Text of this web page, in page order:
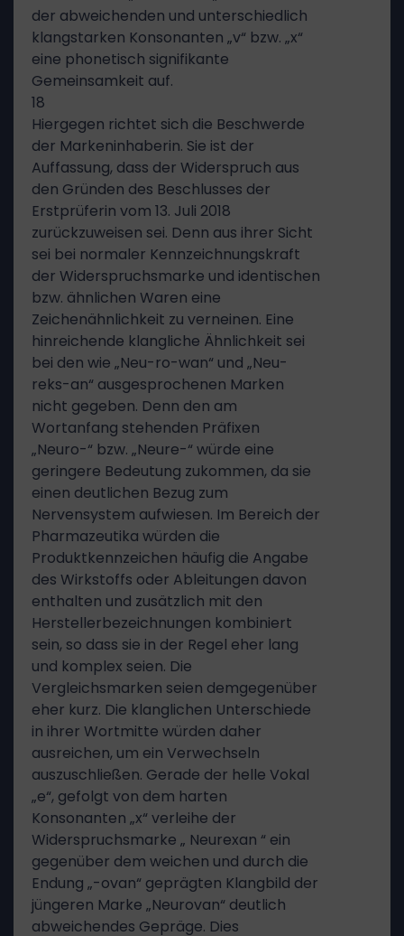
der abweichenden und unterschiedlich
klangstarken Konsonanten „v“ bzw. „x“
eine phonetisch signifikante
Gemeinsamkeit auf.
18
Hiergegen richtet sich die Beschwerde
der Markeninhaberin. Sie ist der
Auffassung, dass der Widerspruch aus
den Gründen des Beschlusses der
Erstprüferin vom 13. Juli 2018
zurückzuweisen sei. Denn aus ihrer Sicht
sei bei normaler Kennzeichnungskraft
der Widerspruchsmarke und identischen
bzw. ähnlichen Waren eine
Zeichenähnlichkeit zu verneinen. Eine
hinreichende klangliche Ähnlichkeit sei
bei den wie „Neu-ro-wan“ und „Neu-
reks-an“ ausgesprochenen Marken
nicht gegeben. Denn den am
Wortanfang stehenden Präfixen
„Neuro-“ bzw. „Neure-“ würde eine
geringere Bedeutung zukommen, da sie
einen deutlichen Bezug zum
Nervensystem aufwiesen. Im Bereich der
Pharmazeutika würden die
Produktkennzeichen häufig die Angabe
des Wirkstoffs oder Ableitungen davon
enthalten und zusätzlich mit den
Herstellerbezeichnungen kombiniert
sein, so dass sie in der Regel eher lang
und komplex seien. Die
Vergleichsmarken seien demgegenüber
eher kurz. Die klanglichen Unterschiede
in ihrer Wortmitte würden daher
ausreichen, um ein Verwechseln
auszuschließen. Gerade der helle Vokal
„e“, gefolgt von dem harten
Konsonanten „x“ verleihe der
Widerspruchsmarke „ Neurexan “ ein
gegenüber dem weichen und durch die
Endung „-ovan“ geprägten Klangbild der
jüngeren Marke „Neurovan“ deutlich
abweichendes Gepräge. Dies